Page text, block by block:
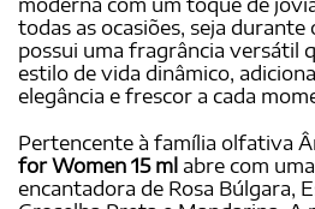
de clientes
todas as ocasiões, seja durante
possui uma fragrância versátil
estilo de vida dinâmico,
elegância e frescor a cada
Pertencente à família olfativa
for Women 15 ml abre com
encantadora de Rosa Búlgara,